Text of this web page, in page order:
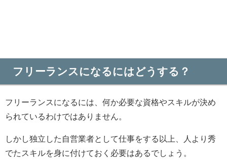
フリーランスになるにはどうする？
フリーランスになるには、何か必要な資格やスキルが決め
られているわけではありません。
しかし独立した自営業者として仕事をする以上、人より秀
でたスキルを身に付けておく必要はあるでしょう。